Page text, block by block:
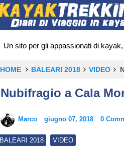
Un sito per gli appassionati di
HOME BALEARI 2018 VIDEO
Nubifragio a Cala
Marco giugno 07, 2018 0
BALEARI 2018 VIDEO